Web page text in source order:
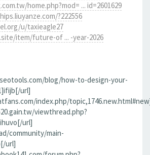
home.php?mod= ... id=2601629
?222556
u/taxieagle27
item/future-of ... -year-2026
blog/how-to-design-your-
url]
index.php/
viewthread.php?
url]
community/main-
url]